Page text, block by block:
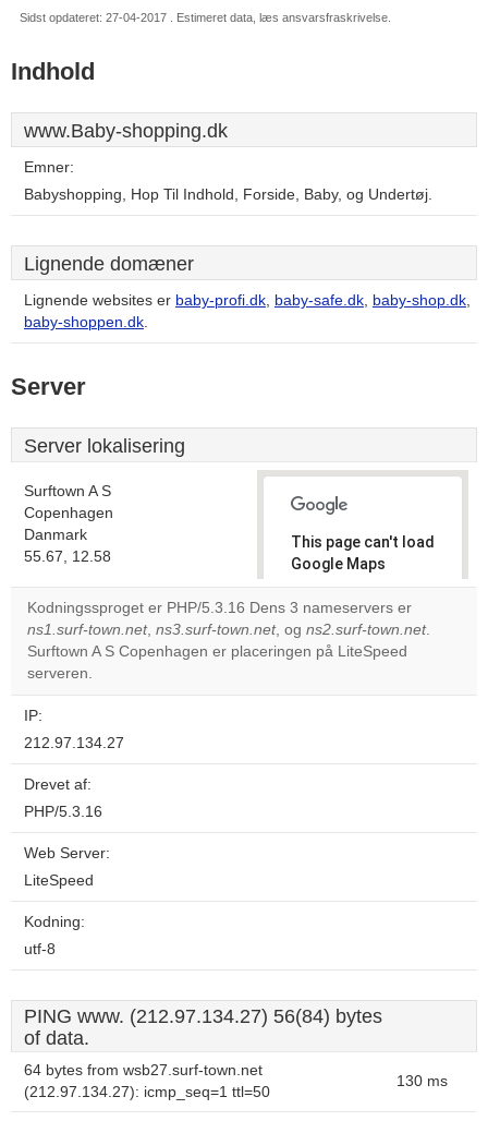
Sidst opdateret: 27-04-2017 . Estimeret data, læs ansvarsfraskrivelse.
Indhold
www.Baby-shopping.dk
Emner:
Babyshopping, Hop Til Indhold, Forside, Baby, og Undertøj.
Lignende domæner
Lignende websites er baby-profi.dk, baby-safe.dk, baby-shop.dk,
baby-shoppen.dk.
Server
Server lokalisering
Surftown A S
Copenhagen
Danmark
55.67, 12.58
This page can't load
Google Maps
correctly.
Do you
own this
Kodningssproget er PHP/5.3.16 Dens 3 nameservers er
ns1.surf-town.net, ns3.surf-town.net, og ns2.surf-town.net.
Surftown A S Copenhagen er placeringen på LiteSpeed
serveren.
IP:
212.97.134.27
Drevet af:
PHP/5.3.16
Web Server:
LiteSpeed
Kodning:
utf-8
PING www. (212.97.134.27) 56(84) bytes
of data.
64 bytes from wsb27.surf-town.net
(212.97.134.27): icmp_seq=1 ttl=50
130 ms